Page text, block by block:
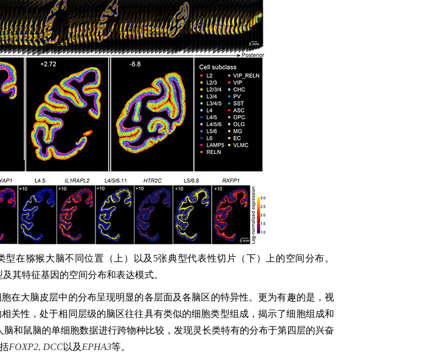
型在猕猴大脑不同位置（上）以及 5张典型代表性切片（下）上的空间分布。
其特征基因的空间分布和表达模式。
在大脑皮层中的分布呈现明显的各层面及各脑区的特异性。更为有趣的是，视
关性，处于相同层级的脑区往往具有类似的细胞类型组成，揭示了细胞组成和
脑和鼠脑的单细胞数据进行跨物种比较， 发现灵长类特有的分布于第四层的兴奋
FOXP2, DCC以及 EPHA3等。